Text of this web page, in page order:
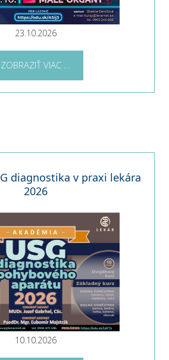
23.10.2026
ZOBRAZIŤ VIAC ...
diagnostika v praxi lekára
2026
10.10.2026